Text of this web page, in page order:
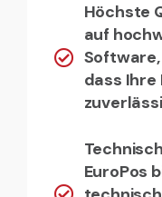
Höchste
auf
dass Ihre
EuroPos